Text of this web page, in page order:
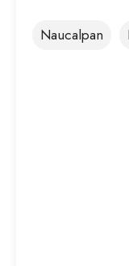
Naucalpan